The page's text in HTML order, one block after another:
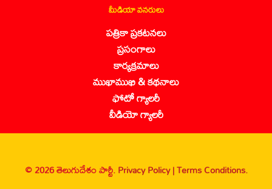
మీడియా వనరులు
పత్రికా ప్రకటనలు
ప్రసంగాలు
కార్యక్రమాలు
ముఖాముఖి & కథనాలు
ఫోటో గ్యాలరీ
వీడియో గ్యాలరీ
© 2026 తెలుగుదేశం పార్టీ.Privacy Policy |Terms Conditions.